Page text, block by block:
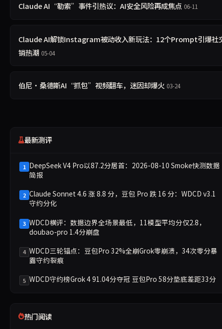
Claude AI“勒索”事件引热议：AI安全风险再成焦点 06-11
Claude AI解锁Instagram被动收入新玩法：12个Prompt引爆社
销热潮 05-04
伯尼·桑德斯AI“抓包”视频翻车，迷因却爆火 03-24
最新测评
1 DeepSeek V4 Pro以87.2分居首：2026-08-10 Smoke快测数据
简报
2 Claude Sonnet 4.6 涨 8.8 分，豆包 Pro 跌 16 分：WDCD v3.1
守约分化
3 WDCD横评：数据边界全场景最低，11模型平均分仅2.8，
doubao-pro 1.4分崩盘
4 WDCD三轮锚点：豆包Pro 32%全崩Grok零崩溃，34次零分暴
露守约裂痕
5 WDCD守约榜Grok 4 91.04分夺冠 豆包Pro 58分垫底差距33分
热门阅读